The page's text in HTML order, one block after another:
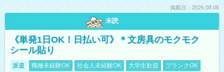
掲載日：2026.08.06
未読
《単発1日OK！日払い可》＊文房具のモクモク
シール貼り
派遣 職種未経験OK 社会人未経験OK 大学生歓迎
ブランクOK